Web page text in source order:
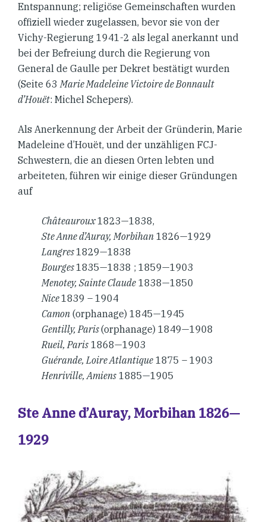
Entspannung; religiöse Gemeinschaften wurden
offiziell wieder zugelassen, bevor sie von der
Vichy-Regierung 1941-2 als legal anerkannt und
bei der Befreiung durch die Regierung von
General de Gaulle per Dekret bestätigt wurden
(Seite 63Marie Madeleine Victoire de Bonnault
d’Houët: Michel Schepers).
Als Anerkennung der Arbeit der Gründerin, Marie
Madeleine d’Houët, und der unzähligen FCJ-
Schwestern, die an diesen Orten lebten und
arbeiteten, führen wir einige dieser Gründungen
auf
Châteauroux1823—1838,
Ste Anne d’Auray, Morbihan 1826—1929
Langres1829—1838
Bourges1835—1838 ; 1859—1903
Menotey, Sainte Claude 1838—1850
Nice1839 – 1904
Camon (orphanage) 1845—1945
Gentilly, Paris(orphanage) 1849—1908
Rueil, Paris 1868—1903
Guérande, Loire Atlantique 1875 – 1903
Henriville, Amiens 1885—1905
Ste Anne d’Auray, Morbihan 1826—
1929